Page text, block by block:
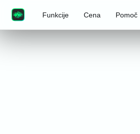
Funkcije Cena Pomoč